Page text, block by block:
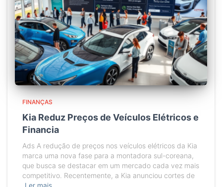
FINANÇAS
Kia Reduz Preços de Veículos Elétricos e
Financia
Ads A redução de preços nos veículos elétricos da Kia
marca uma nova fase para a montadora sul-coreana,
que busca se destacar em um mercado cada vez mais
competitivo. Recentemente, a Kia anunciou cortes de
Ler mais